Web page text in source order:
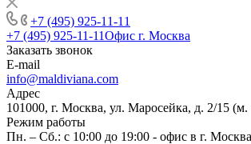
+7 (495) 925-11-11
+7 (495) 925-11-11Офис г. Москва
Заказать звонок
E-mail
info@maldiviana.com
Адрес
101000, г. Москва, ул. Маросейка, д. 2/15
Режим работы
Пн. – Сб.: с 10:00 до 19:00 - офис в г. Москва